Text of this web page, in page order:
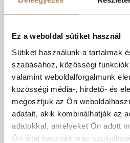
Ez a weboldal sütiket használ
Sütiket használunk a tartalmak
szabásához, közösségi
valamint weboldalforgalmunk
közösségi média-, hirdető- és
megosztjuk az Ön
adatait, akik kombinálhatják az
adatokkal, amelyeket Ön adott
Ön által használt más
Ár:6 M Ft
Kódszám:#3620954 Eladó-Ház